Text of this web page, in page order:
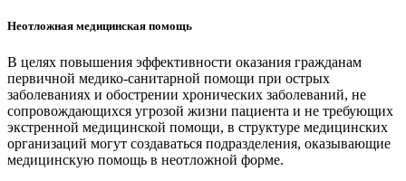
Неотложная медицинская помощь
В целях повышения эффективности оказания гражданам
первичной медико-санитарной помощи при острых
заболеваниях и обострении хронических заболеваний, не
сопровождающихся угрозой жизни пациента и не требующих
экстренной медицинской помощи, в структуре медицинских
организаций могут создаваться подразделения, оказывающие
медицинскую помощь в неотложной форме.